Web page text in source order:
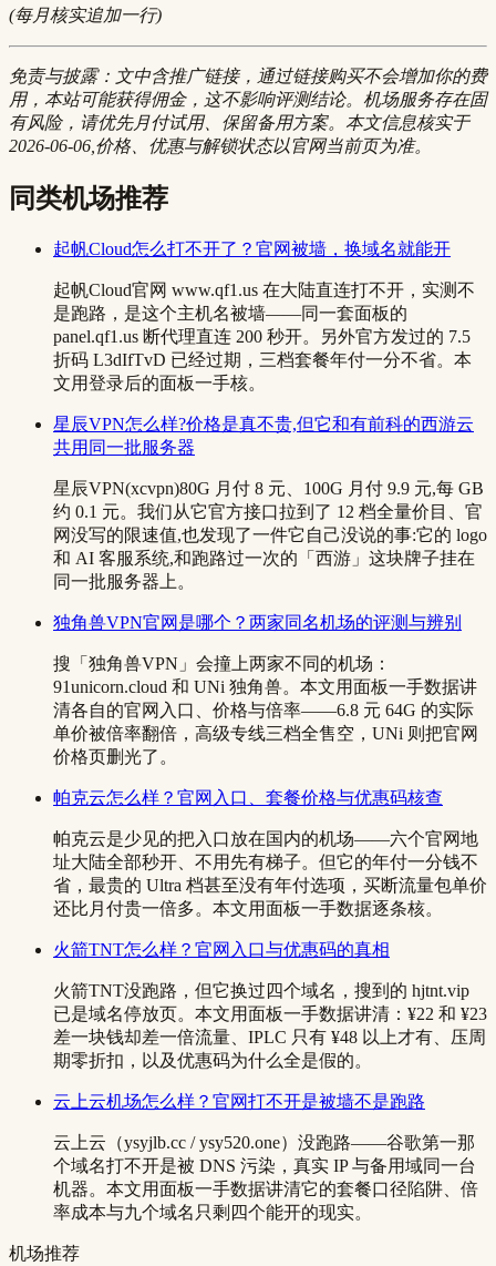
(每月核实追加一行)
免责与披露：文中含推广链接，通过链接购买不会增加你的费
用，本站可能获得佣金，这不影响评测结论。机场服务存在固
有风险，请优先月付试用、保留备用方案。本文信息核实于
2026-06-06,价格、优惠与解锁状态以官网当前页为准。
同类机场推荐
起帆Cloud怎么打不开了？官网被墙，换域名就能开
起帆Cloud官网 www.qf1.us 在大陆直连打不开，实测不
是跑路，是这个主机名被墙——同一套面板的
panel.qf1.us 断代理直连 200 秒开。另外官方发过的 7.5
折码 L3dIfTvD 已经过期，三档套餐年付一分不省。本
文用登录后的面板一手核。
星辰VPN怎么样?价格是真不贵,但它和有前科的西游云
共用同一批服务器
星辰VPN(xcvpn)80G 月付 8 元、100G 月付 9.9 元,每 GB
约 0.1 元。我们从它官方接口拉到了 12 档全量价目、官
网没写的限速值,也发现了一件它自己没说的事:它的 logo
和 AI 客服系统,和跑路过一次的「西游」这块牌子挂在
同一批服务器上。
独角兽VPN官网是哪个？两家同名机场的评测与辨别
搜「独角兽VPN」会撞上两家不同的机场：
91unicorn.cloud 和 UNi 独角兽。本文用面板一手数据讲
清各自的官网入口、价格与倍率——6.8 元 64G 的实际
单价被倍率翻倍，高级专线三档全售空，UNi 则把官网
价格页删光了。
帕克云怎么样？官网入口、套餐价格与优惠码核查
帕克云是少见的把入口放在国内的机场——六个官网地
址大陆全部秒开、不用先有梯子。但它的年付一分钱不
省，最贵的 Ultra 档甚至没有年付选项，买断流量包单价
还比月付贵一倍多。本文用面板一手数据逐条核。
火箭TNT怎么样？官网入口与优惠码的真相
火箭TNT没跑路，但它换过四个域名，搜到的 hjtnt.vip
已是域名停放页。本文用面板一手数据讲清：¥22 和 ¥23
差一块钱却差一倍流量、IPLC 只有 ¥48 以上才有、压周
期零折扣，以及优惠码为什么全是假的。
云上云机场怎么样？官网打不开是被墙不是跑路
云上云（ysyjlb.cc / ysy520.one）没跑路——谷歌第一那
个域名打不开是被 DNS 污染，真实 IP 与备用域同一台
机器。本文用面板一手数据讲清它的套餐口径陷阱、倍
率成本与九个域名只剩四个能开的现实。
机场推荐